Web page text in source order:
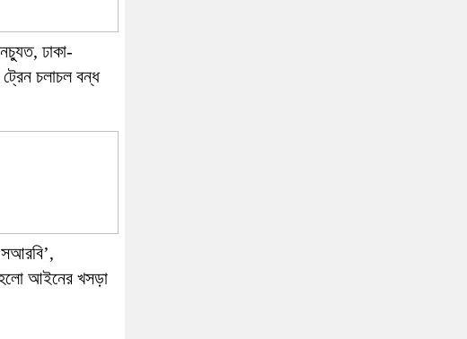
ঢাকা-
চলাচল বন্ধ
আইনের খসড়া